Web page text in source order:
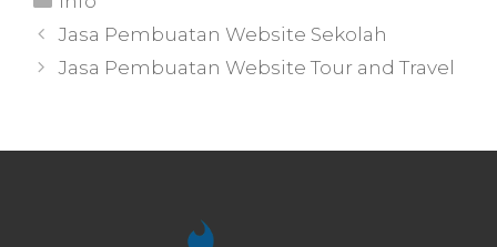
Jasa Pembuatan Website Sekolah
Jasa Pembuatan Website Tour and Travel